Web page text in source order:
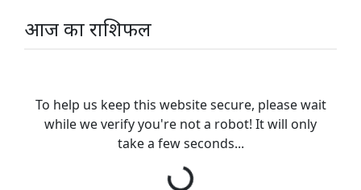
आज का राशिफल